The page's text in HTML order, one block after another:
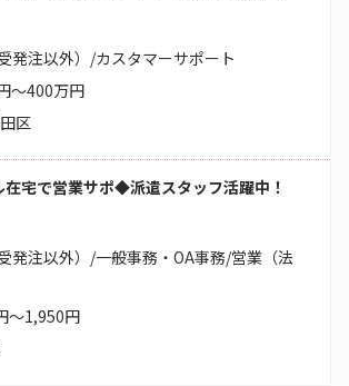
発注以外）/カスタマーサポート
～400万円
区
在宅で営業サポ◆派遣スタッフ活躍中！
発注以外）/一般事務・OA事務/営業（法
～1,950円